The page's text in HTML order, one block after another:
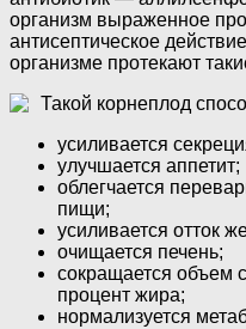
организм выраженное
антисептическое
организме протекают
Такой корнеплод
усиливается
улучшается аппетит;
облегчается
пищи;
усиливается отток
очищается печень;
сокращается объем
процент жира;
нормализуется